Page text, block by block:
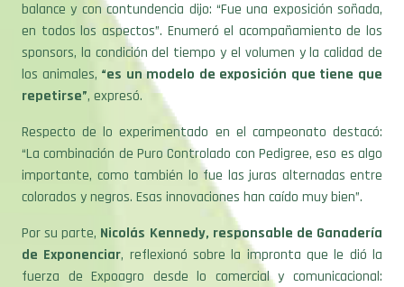
balance y con contundencia dijo: “Fue una exposición soñada,
en todos los aspectos”. Enumeró el acompañamiento de los
sponsors, la condición del tiempo y el volumen y la calidad de
los animales, “es un modelo de exposición que tiene que
repetirse”, expresó.
Respecto de lo experimentado en el campeonato destacó:
“La combinación de Puro Controlado con Pedigree, eso es algo
importante, como también lo fue las juras alternadas entre
colorados y negros. Esas innovaciones han caído muy bien”.
Por su parte, Nicolás Kennedy, responsable de Ganadería
de Exponenciar, reflexionó sobre la impronta que le dió la
fuerza de Expoagro desde lo comercial y comunicacional: